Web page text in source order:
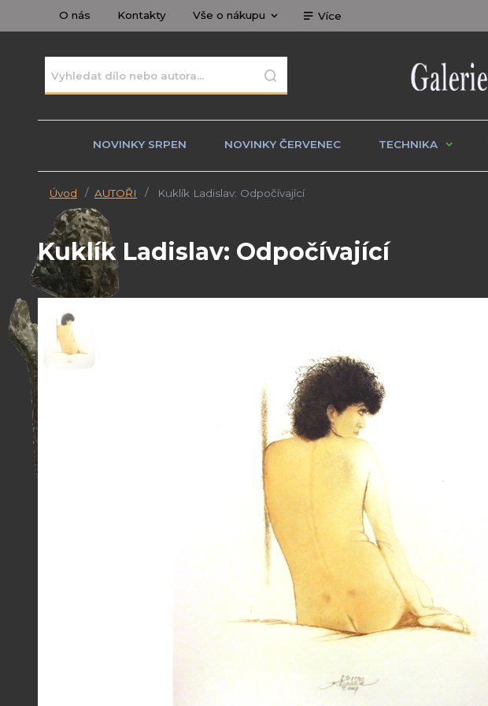
O nás Kontakty Vše o nákupu Více
NOVINKY SRPEN NOVINKY ČERVENEC TECHNIKA
Úvod AUTOŘI Kuklík Ladislav: Odpočívající
Kuklík Ladislav: Odpočívající